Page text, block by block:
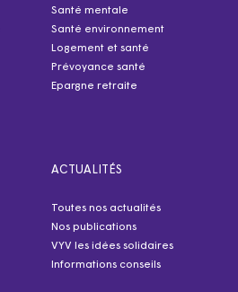
Santé mentale
Santé environnement
Logement et santé
Prévoyance santé
Epargne retraite
ACTUALITÉS
Toutes nos actualités
Nos publications
VYV les idées solidaires
Informations conseils